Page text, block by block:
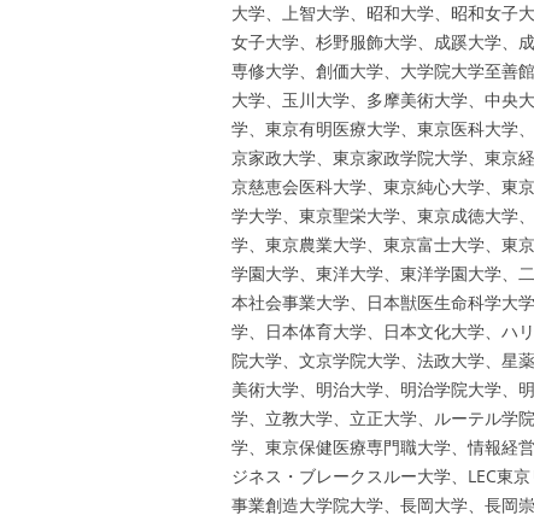
大学、上智大学、昭和大学、昭和女子
女子大学、杉野服飾大学、成蹊大学、
専修大学、創価大学、大学院大学至善
大学、玉川大学、多摩美術大学、中央
学、東京有明医療大学、東京医科大学
京家政大学、東京家政学院大学、東京
京慈恵会医科大学、東京純心大学、東
学大学、東京聖栄大学、東京成徳大学
学、東京農業大学、東京富士大学、東
学園大学、東洋大学、東洋学園大学、
本社会事業大学、日本獣医生命科学大
学、日本体育大学、日本文化大学、ハ
院大学、文京学院大学、法政大学、星
美術大学、明治大学、明治学院大学、
学、立教大学、立正大学、ルーテル学
学、東京保健医療専門職大学、情報経
ジネス・ブレークスルー大学、LEC東
事業創造大学院大学、長岡大学、長岡